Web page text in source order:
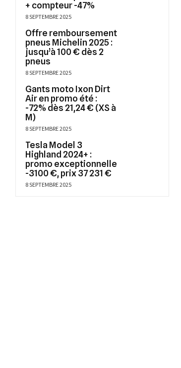
+ compteur -47%
8 SEPTEMBRE 2025
Offre remboursement
pneus Michelin 2025 :
jusqu’à 100 € dès 2
pneus
8 SEPTEMBRE 2025
Gants moto Ixon Dirt
Air en promo été :
-72% dès 21,24 € (XS à
M)
8 SEPTEMBRE 2025
Tesla Model 3
Highland 2024+ :
promo exceptionnelle
-3100 €, prix 37 231 €
8 SEPTEMBRE 2025